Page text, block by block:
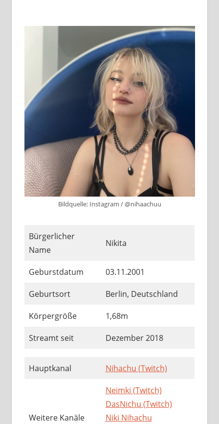
Bildquelle: Instagram / @nihaachuu
Bürgerlicher
Name
Nikita
Geburstdatum 03.11.2001
Geburtsort Berlin, Deutschland
Körpergröße 1,68m
Streamt seit Dezember 2018
Hauptkanal Nihachu (Twitch)
Weitere Kanäle
Neimki (Twitch)
DasNichu (Twitch)
Niki Nihachu